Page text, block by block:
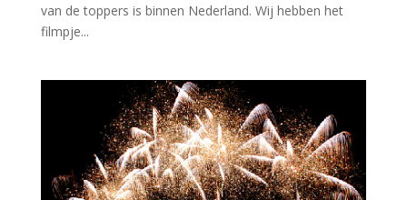
van de toppers is binnen Nederland. Wij hebben het
filmpje...